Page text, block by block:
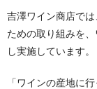
吉澤ワイン商店で
ための取り組みを
し実施しています。
「ワインの産地に